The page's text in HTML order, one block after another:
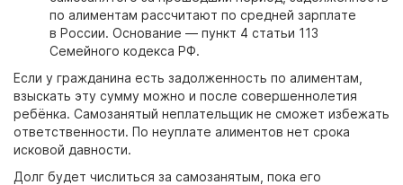
по алиментам рассчитают по средней зарплате
в России. Основание — пункт 4 статьи 113
Семейного кодекса РФ.
Если у гражданина есть задолженность по алиментам,
взыскать эту сумму можно и после совершеннолетия
ребёнка. Самозанятый неплательщик не сможет избежать
ответственности. По неуплате алиментов нет срока
исковой давности.
Долг будет числиться за самозанятым, пока его